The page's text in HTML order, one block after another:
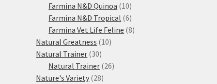
Farmina N&D Quinoa 1010
produktů
Farmina N&D Tropical 66
produktů
Farmina Vet Life Feline 88
Natural Greatness 1010
Natural Trainer 3030
produktů
Natural Trainer 2626
Nature's Variety 2828